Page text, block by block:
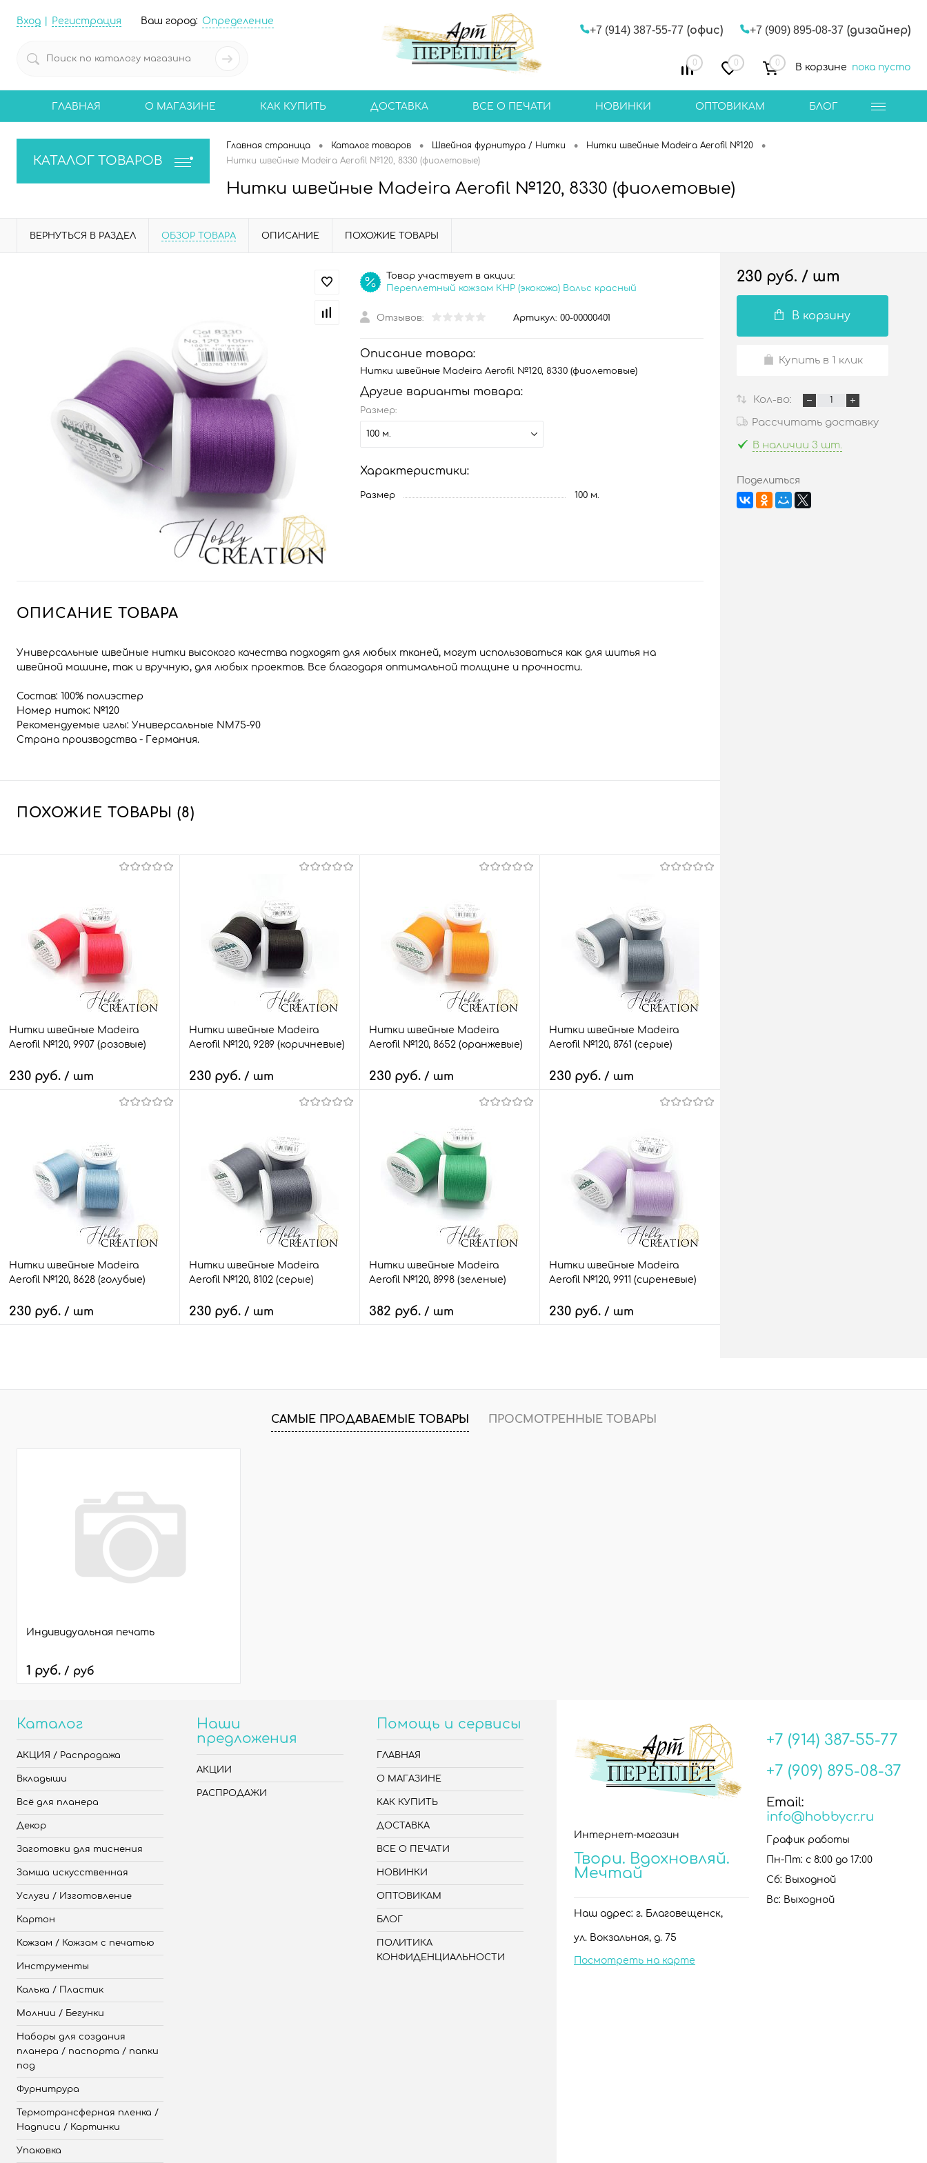
Вход Регистрация Ваш город: Определение
+7 (914) 387-55-77 (офис) +7 (909) 895-08-37 (дизайнер)
0 0 0 В корзине пока пусто
ГЛАВНАЯ О МАГАЗИНЕ КАК КУПИТЬ ДОСТАВКА ВСЕ О ПЕЧАТИ НОВИНКИ ОПТОВИКАМ БЛОГ
КАТАЛОГ ТОВАРОВ
Главная страница • Каталог товаров • Швейная фурнитура / Нитки • Нитки швейные Madeira Aerofil №120 •
Нитки швейные Madeira Aerofil №120, 8330 (фиолетовые)
Нитки швейные Madeira Aerofil №120, 8330 (фиолетовые)
ВЕРНУТЬСЯ В РАЗДЕЛ ОБЗОР ТОВАРА ОПИСАНИЕ ПОХОЖИЕ ТОВАРЫ
Товар участвует в акции:
Переплетный кожзам КНР (экокожа) Вальс красный
Отзывов: Артикул: 00-00000401
Описание товара:
Нитки швейные Madeira Aerofil №120, 8330 (фиолетовые)
Другие варианты товара:
Размер:
100 м.
Характеристики:
Размер 100 м.
ОПИСАНИЕ ТОВАРА
Универсальные швейные нитки высокого качества подходят для любых тканей, могут использоваться как для шитья на
швейной машине, так и вручную, для любых проектов. Все благодаря оптимальной толщине и прочности.
Состав: 100% полиэстер
Номер ниток: №120
Рекомендуемые иглы: Универсальные NM75-90
Страна производства - Германия.
ПОХОЖИЕ ТОВАРЫ (8)
Нитки швейные Madeira
Aerofil №120, 9907 (розовые)
230 руб. / шт
Быстрый заказ
Сравнить
В избранное
6 шт.
Размер:
Нитки швейные Madeira
Aerofil №120, 9289 (коричневые)
230 руб. / шт
Быстрый заказ
Сравнить
В избранное
5 шт.
Размер:
Нитки швейные Madeira
Aerofil №120, 8652 (оранжевые)
230 руб. / шт
Быстрый заказ
Сравнить
В избранное
4 шт.
Нитки швейные Madeira
Aerofil №120, 8761 (серые)
230 руб. / шт
Быстрый заказ
Сравнить
В избранное
7 шт.
Размер:
Нитки швейные Madeira
Aerofil №120, 8628 (голубые)
230 руб. / шт
Быстрый заказ
Сравнить
Нитки швейные Madeira
Aerofil №120, 8102 (серые)
230 руб. / шт
Быстрый заказ
Сравнить
Нитки швейные Madeira
Aerofil №120, 8998 (зеленые)
382 руб. / шт
Быстрый заказ
Сравнить
Размер:
Нитки швейные Madeira
Aerofil №120, 9911 (сиреневые)
230 руб. / шт
Быстрый заказ
Сравнить
230 руб. / шт
В корзину
Купить в 1 клик
Кол-во:
Рассчитать доставку
В наличии 3 шт.
Поделиться
САМЫЕ ПРОДАВАЕМЫЕ ТОВАРЫ ПРОСМОТРЕННЫЕ ТОВАРЫ
Индивидуальная печать
1 руб. / руб
Каталог
АКЦИЯ / Распродажа
Вкладыши
Всё для планера
Декор
Заготовки для тиснения
Замша искусственная
Услуги / Изготовление
Картон
Кожзам / Кожзам с печатью
Инструменты
Калька / Пластик
Молнии / Бегунки
Наборы для создания
планера / паспорта / папки
под
Фурнитрура
Термотрансферная пленка /
Надписи / Картинки
Упаковка
Наши
предложения
АКЦИИ
РАСПРОДАЖИ
Помощь и сервисы
ГЛАВНАЯ
О МАГАЗИНЕ
КАК КУПИТЬ
ДОСТАВКА
ВСЕ О ПЕЧАТИ
НОВИНКИ
ОПТОВИКАМ
БЛОГ
ПОЛИТИКА
КОНФИДЕНЦИАЛЬНОСТИ
Интернет-магазин
Твори. Вдохновляй.
Мечтай
Наш адрес: г. Благовещенск,
ул. Вокзальная, д. 75
Посмотреть на карте
+7 (914) 387-55-77
+7 (909) 895-08-37
Email:
info@hobbycr.ru
График работы
Пн-Пт: с 8:00 до 17:00
Сб: Выходной
Вс: Выходной